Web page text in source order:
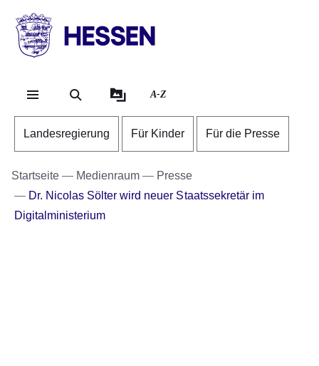
HESSEN
Landesregierung
A-Z
Landesregierung Für Kinder Für die Presse
Startseite Medienraum
Presse
Dr. Nicolas Sölter wird neuer Staatssekretär im
Digitalministerium